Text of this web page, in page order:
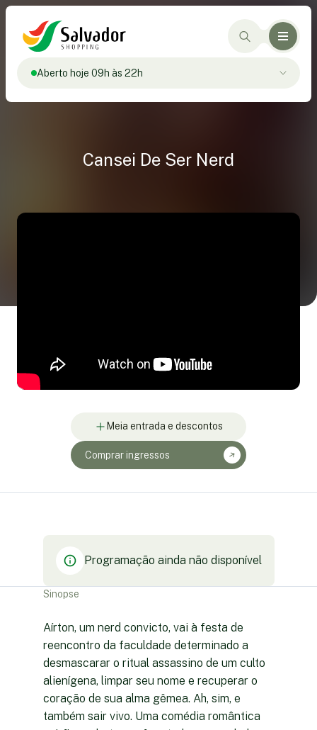
Aberto hoje 09h às 22h
Cansei De Ser Nerd
Meia entrada e descontos
Comprar ingressos
Programação ainda não disponível
Sinopse
Aírton, um nerd convicto, vai à festa de
reencontro da faculdade determinado a
desmascarar o ritual assassino de um culto
alienígena, limpar seu nome e recuperar o
coração de sua alma gêmea. Ah, sim, e
também sair vivo. Uma comédia romântica